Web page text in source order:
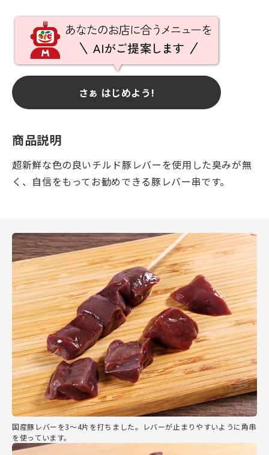
さぁ はじめよう!
商品説明
超新鮮な色の良いチルド豚レバーを使用した臭みが無
く、自信をもってお勧めできる豚レバー串です。
国産豚レバーを3～4片を打ちました。レバーが止まりやすいように角串
を使っています。